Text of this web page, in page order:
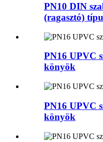
PN10 DIN
(ragasztó)
PN16 UPVC
könyök
PN16 UPVC
könyök